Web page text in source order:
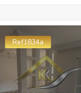
Ref1834a